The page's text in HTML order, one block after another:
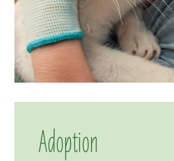
Adoption